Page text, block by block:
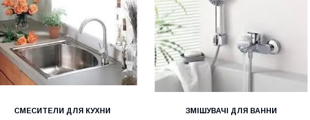
СМЕСИТЕЛИ ДЛЯ КУХНИ ЗМІШУВАЧІ ДЛЯ ВАННИ